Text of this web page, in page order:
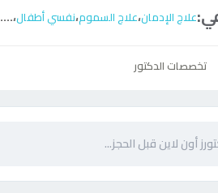
علاج الإدمان،علاج السموم،نفسي أطفال،....
تخصصات الدكتور